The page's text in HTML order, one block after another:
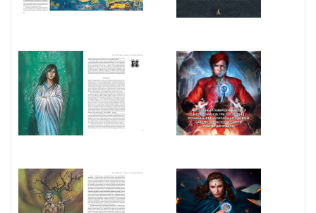
описания неведомых доселе земель, незнакомых народов,
множеством цветных иллюстраций, карт, среди которых, кроме
уже опубликованных в вышедших книгах сериала, новые карты
мира, Шончанской империи, стран Союза Десяти государств и
стран, существовавших в те времена, когда легендарный Артур
Пейндраг Танриал начал свое восхождение к славе. Также даны
портреты главных героев цикла, виды местности, изображения
Джордана. Впервые на русском языке!